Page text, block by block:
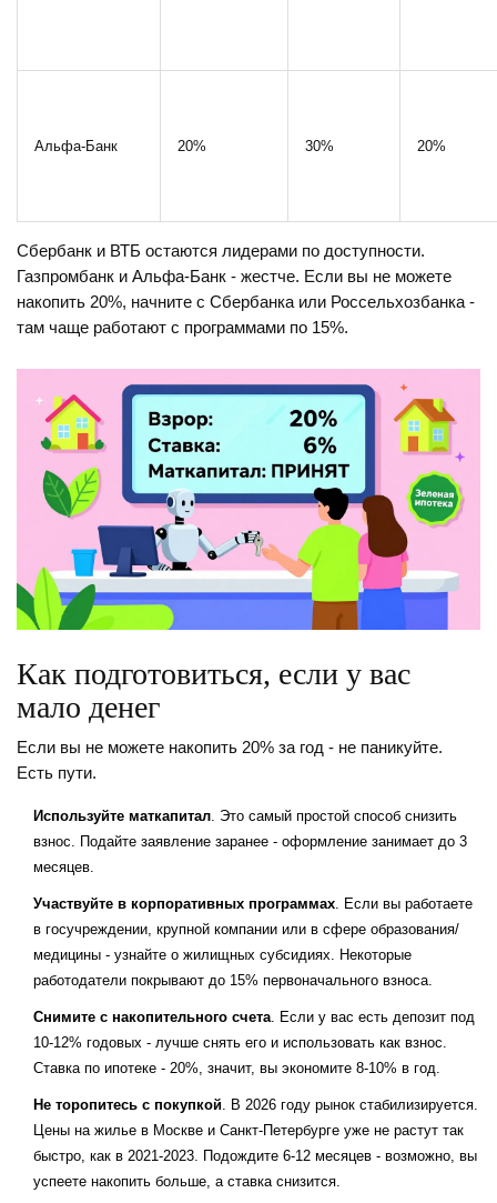
Альфа-Банк 20% 30% 20%
Сбербанк и ВТБ остаются лидерами по доступности.
Газпромбанк и Альфа-Банк - жестче. Если вы не можете
накопить 20%, начните с Сбербанка или Россельхозбанка -
там чаще работают с программами по 15%.
Как подготовиться, если у вас
мало денег
Если вы не можете накопить 20% за год - не паникуйте.
Есть пути.
Используйте маткапитал. Это самый простой способ снизить
взнос. Подайте заявление заранее - оформление занимает до 3
месяцев.
Участвуйте в корпоративных программах. Если вы работаете
в госучреждении, крупной компании или в сфере образования/
медицины - узнайте о жилищных субсидиях. Некоторые
работодатели покрывают до 15% первоначального взноса.
Снимите с накопительного счета. Если у вас есть депозит под
10-12% годовых - лучше снять его и использовать как взнос.
Ставка по ипотеке - 20%, значит, вы экономите 8-10% в год.
Не торопитесь с покупкой. В 2026 году рынок стабилизируется.
Цены на жилье в Москве и Санкт-Петербурге уже не растут так
быстро, как в 2021-2023. Подождите 6-12 месяцев - возможно, вы
успеете накопить больше, а ставка снизится.